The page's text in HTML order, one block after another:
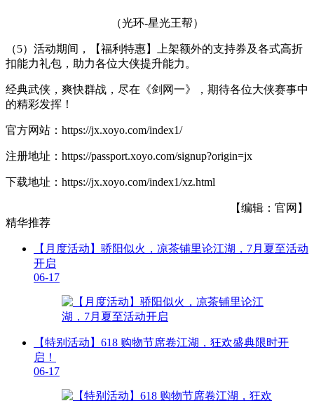
（光环-星光王帮）
（5）活动期间，【福利特惠】上架额外的支持券及各式高折
扣能力礼包，助力各位大侠提升能力。
经典武侠，爽快群战，尽在《剑网一》，期待各位大侠赛事中
的精彩发挥！
官方网站：https://jx.xoyo.com/index1/
注册地址：https://passport.xoyo.com/signup?origin=jx
下载地址：https://jx.xoyo.com/index1/xz.html
【编辑：官网】
精华推荐
【月度活动】骄阳似火，凉茶铺里论江湖，7月夏至活动
开启
06-17
【特别活动】618 购物节席卷江湖，狂欢盛典限时开
启！
06-17